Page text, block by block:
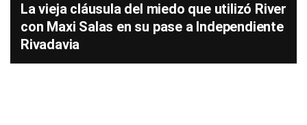
La vieja cláusula del miedo que utilizó River
con Maxi Salas en su pase a Independiente
Rivadavia